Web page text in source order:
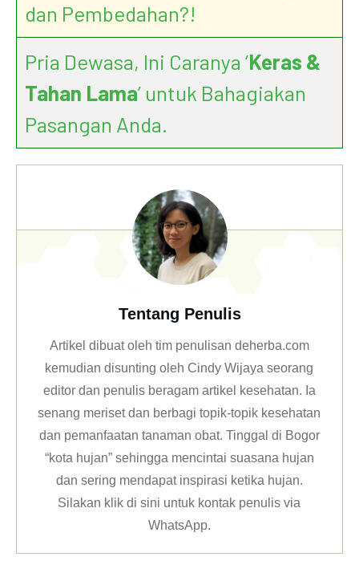
dan Pembedahan?!
Pria Dewasa, Ini Caranya ‘Keras &
Tahan Lama’ untuk Bahagiakan
Pasangan Anda.
Tentang Penulis
Artikel dibuat oleh tim penulisan deherba.com
kemudian disunting oleh Cindy Wijaya seorang
editor dan penulis beragam artikel kesehatan. Ia
senang meriset dan berbagi topik-topik kesehatan
dan pemanfaatan tanaman obat. Tinggal di Bogor
“kota hujan” sehingga mencintai suasana hujan
dan sering mendapat inspirasi ketika hujan.
Silakan klikdi sini untuk kontak penulis via
WhatsApp.